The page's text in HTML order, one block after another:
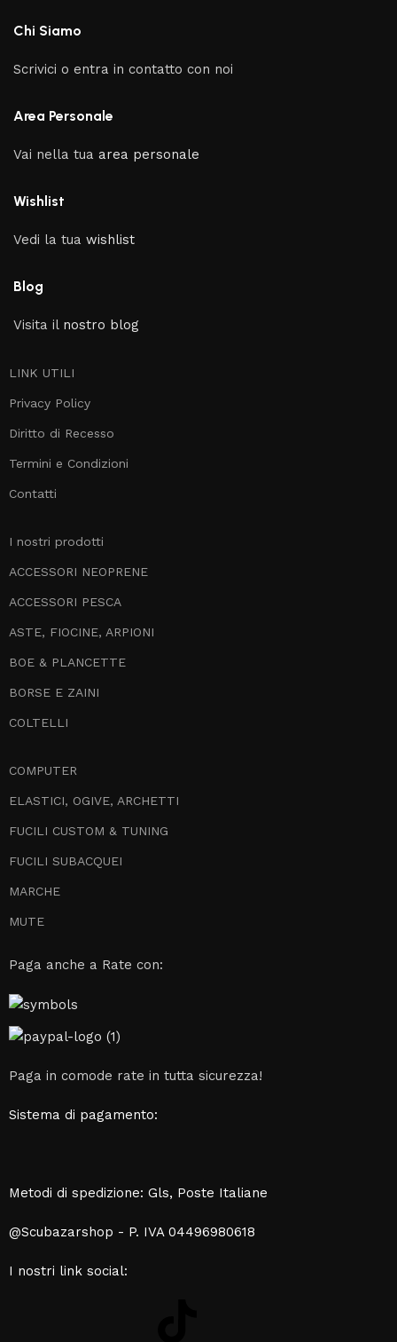
Chi Siamo
Scrivici o entra in contatto con noi
Area Personale
Vai nella tua area personale
Wishlist
Vedi la tuawishlist
Blog
Visita il nostro blog
LINK UTILI
Privacy Policy
Diritto di Recesso
Termini e Condizioni
Contatti
I nostri prodotti
ACCESSORI NEOPRENE
ACCESSORI PESCA
ASTE, FIOCINE, ARPIONI
BOE & PLANCETTE
BORSE E ZAINI
COLTELLI
COMPUTER
ELASTICI, OGIVE, ARCHETTI
FUCILI CUSTOM & TUNING
FUCILI SUBACQUEI
MARCHE
MUTE
Paga anche a Rate con:
Paga in comode rate in tutta sicurezza!
Sistema di pagamento:
Metodi di spedizione: Gls, Poste Italiane
@Scubazarshop - P. IVA 04496980618
I nostri link social: